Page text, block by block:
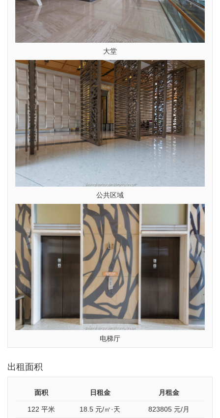
大堂
公共区域
电梯厅
出租面积
面积 日租金 月租金
122 平米 18.5 元/㎡·天 823805 元/月